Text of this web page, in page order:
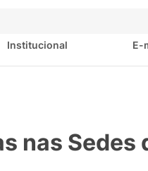
Institucional E-
nas Sedes